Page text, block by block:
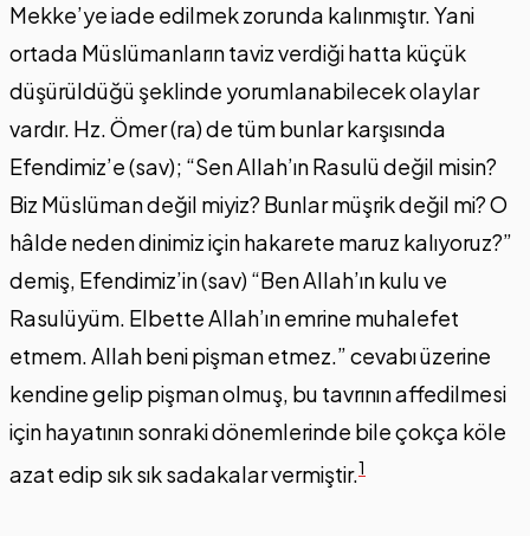
Mekke’ye iade edilmek zorunda kalınmıştır. Yani
ortada Müslümanların taviz verdiği hatta küçük
düşürüldüğü şeklinde yorumlanabilecek olaylar
vardır. Hz. Ömer (ra) de tüm bunlar karşısında
Efendimiz’e (sav); “Sen Allah’ın Rasulü değil misin?
Biz Müslüman değil miyiz? Bunlar müşrik değil mi? O
hâlde neden dinimiz için hakarete maruz kalıyoruz?”
demiş, Efendimiz’in (sav) “Ben Allah’ın kulu ve
Rasulüyüm. Elbette Allah’ın emrine muhalefet
etmem. Allah beni pişman etmez.” cevabı üzerine
kendine gelip pişman olmuş, bu tavrının affedilmesi
için hayatının sonraki dönemlerinde bile çokça köle
azat edip sık sık sadakalar vermiştir.1